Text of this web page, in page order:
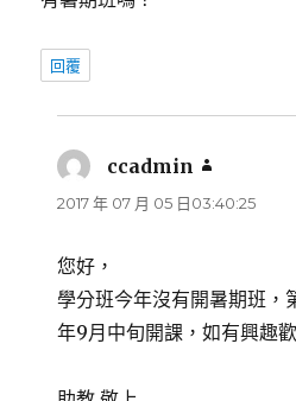
回覆
ccadmin
示:
2017 年 07 月 05 日03:40:25
您好，
學分班今年沒有開暑期班，
年9月中旬開課，如有興趣